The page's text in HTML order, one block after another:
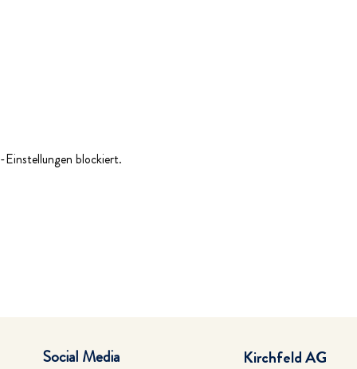
blockiert.
Social Media
Kirchfeld AG